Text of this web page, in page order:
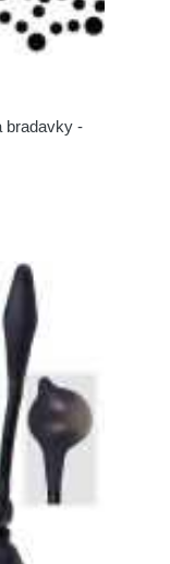
bradavky -